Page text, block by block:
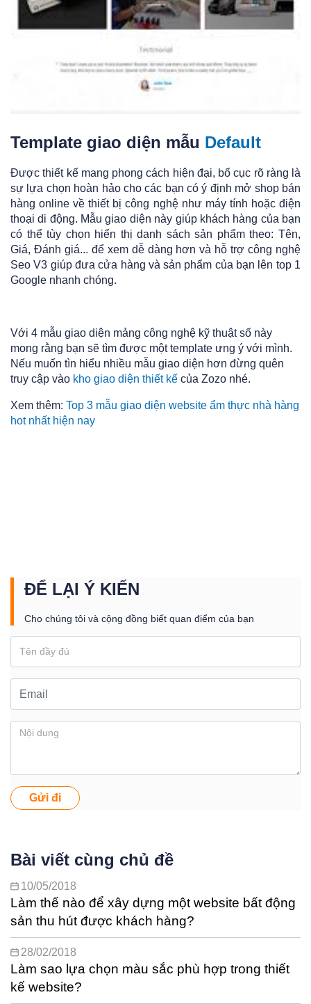
Template giao diện mẫu Default
Được thiết kế mang phong cách hiện đại, bố cục rõ ràng là
sự lựa chọn hoàn hảo cho các bạn có ý định mở shop bán
hàng online về thiết bị công nghệ như máy tính hoặc điện
thoại di động. Mẫu giao diện này giúp khách hàng của bạn
có thể tùy chọn hiển thị danh sách sản phẩm theo: Tên,
Giá, Đánh giá... để xem dễ dàng hơn và hỗ trợ công nghệ
Seo V3 giúp đưa cửa hàng và sản phẩm của bạn lên top 1
Google nhanh chóng.
Với 4 mẫu giao diện mảng công nghệ kỹ thuật số này
mong rằng bạn sẽ tìm được một template ưng ý với mình.
Nếu muốn tìn hiểu nhiều mẫu giao diện hơn đừng quên
truy cập vào kho giao diện thiết kế của Zozo nhé.
Xem thêm: Top 3 mẫu giao diện website ẩm thực nhà hàng
hot nhất hiện nay
ĐỂ LẠI Ý KIẾN
Cho chúng tôi và cộng đồng biết quan điểm của bạn
Gửi đi
Bài viết cùng chủ đề
10/05/2018
Làm thế nào để xây dựng một website bất động
sản thu hút được khách hàng?
28/02/2018
Làm sao lựa chọn màu sắc phù hợp trong thiết
kế website?